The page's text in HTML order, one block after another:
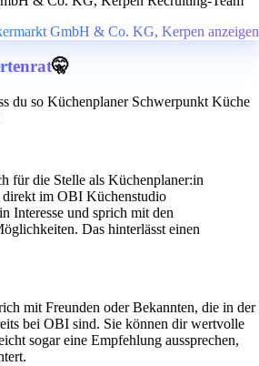
GmbH & Co. KG, Kerpen anzeigen
🤫
du so Küchenplaner Schwerpunkt Küche
für die Stelle als Küchenplaner:in
direkt im OBI Küchenstudio
Interesse und sprich mit den
Das hinterlässt einen
mit Freunden oder Bekannten, die in der
bei OBI sind. Sie können dir wertvolle
sogar eine Empfehlung aussprechen,